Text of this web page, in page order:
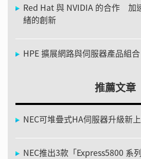
Red Hat 與 NVIDIA 的合作 加
緒的創新
HPE 擴展網路與伺服器產品組合
推薦文章
NEC可堆疊式HA伺服器升級新
NEC推出3款「Express5800 系